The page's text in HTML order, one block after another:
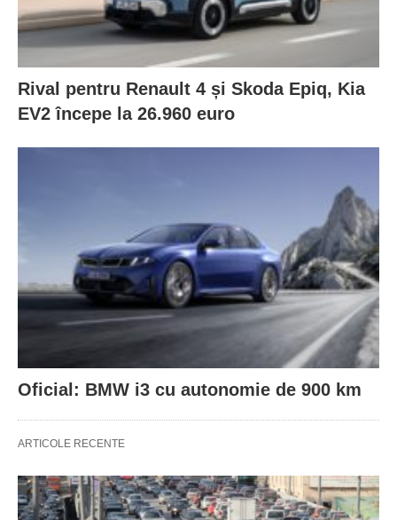
Rival pentru Renault 4 și Skoda Epiq, Kia
EV2 începe la 26.960 euro
Oficial: BMW i3 cu autonomie de 900 km
ARTICOLE RECENTE